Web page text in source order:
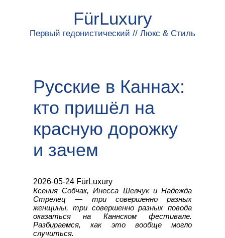
FürLuxury
Первый гедонистический // Люкс & Стиль
Русские в Каннах:
кто пришёл на
красную дорожку
и зачем
2026-05-24 FürLuxury
Ксения Собчак, Инесса Шевчук и Надежда
Стрелец — три совершенно разных
женщины, три совершенно разных повода
оказаться на Каннском фестивале.
Разбираемся, как это вообще могло
случиться.